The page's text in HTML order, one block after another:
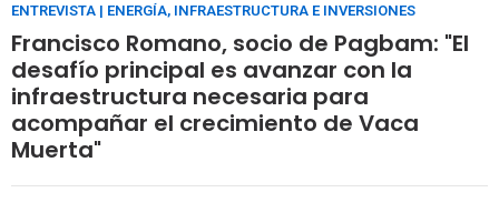
ENTREVISTA | ENERGÍA, INFRAESTRUCTURA E INVERSIONES
Francisco Romano, socio de Pagbam: "El
desafío principal es avanzar con la
infraestructura necesaria para
acompañar el crecimiento de Vaca
Muerta"